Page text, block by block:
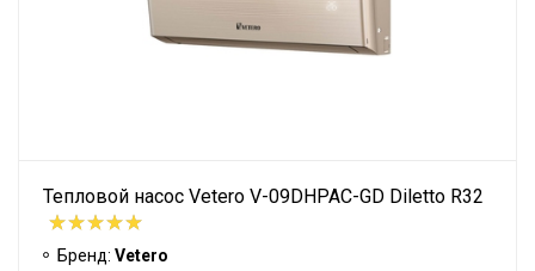
Тепловой насос Vetero V-09DHPAC-GD Diletto R32
Бренд: Vetero